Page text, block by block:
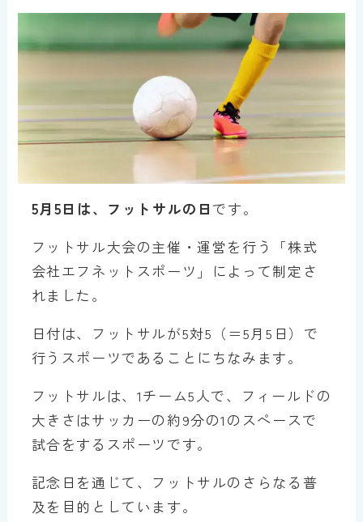
5月5日は、フットサルの日 です。
フットサル大会の主催・運営を行う「株式
会社エフネットスポーツ」によって制定さ
れました。
日付は、フットサルが5対5（＝5月5日）で
行うスポーツであることにちなみます。
フットサルは、1チーム5人で、フィールドの
大きさはサッカーの約9分の1のスペースで
試合をするスポーツです。
記念日を通じて、フットサルのさらなる普
及を目的としています。